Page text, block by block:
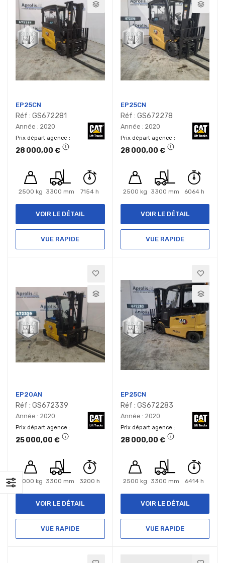
EP25CN
Réf : GS672281
Année : 2020
Prix départ agence
28 000,00 €
2500 kg 3300 mm 7154 h
VOIR LE DÉTAIL
VUE RAPIDE
EP25CN
Réf : GS672278
Année : 2020
Prix départ agence
28 000,00 €
2500 kg 3300 mm 6064 h
VOIR LE DÉTAIL
VUE RAPIDE
EP20AN
Réf : GS672339
Année : 2020
Prix départ agence
25 000,00 €
2000 kg 3300 mm 3200 h
VOIR LE DÉTAIL
VUE RAPIDE
EP25CN
Réf : GS672283
Année : 2020
Prix départ agence
28 000,00 €
2500 kg 3300 mm 6414 h
VOIR LE DÉTAIL
VUE RAPIDE